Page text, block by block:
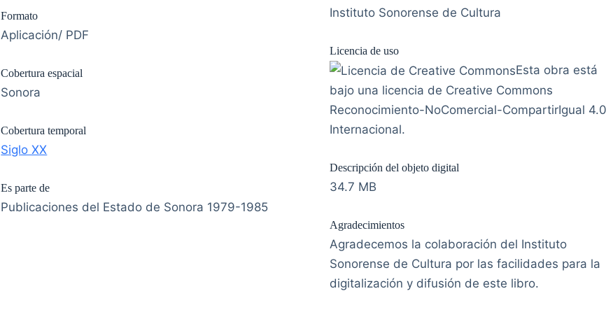
Formato
Aplicación/ PDF
Cobertura espacial
Sonora
Cobertura temporal
Siglo XX
Es parte de
Publicaciones del Estado de Sonora 1979-1985
Instituto Sonorense de Cultura
Licencia de uso
Esta obra está
bajo una licencia de Creative Commons
Reconocimiento-NoComercial-CompartirIgual 4.0
Internacional.
Descripción del objeto digital
34.7 MB
Agradecimientos
Agradecemos la colaboración del Instituto
Sonorense de Cultura por las facilidades para la
digitalización y difusión de este libro.